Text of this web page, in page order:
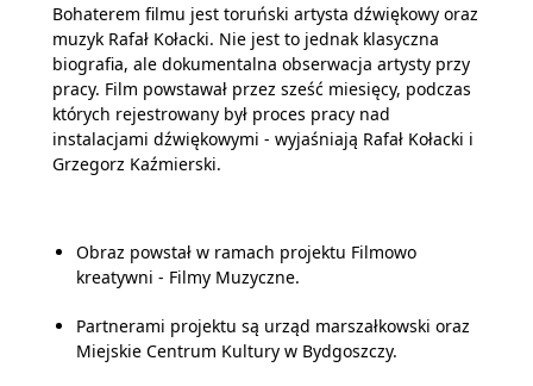
Bohaterem filmu jest toruński artysta dźwiękowy oraz
muzyk Rafał Kołacki. Nie jest to jednak klasyczna
biografia, ale dokumentalna obserwacja artysty przy
pracy. Film powstawał przez sześć miesięcy, podczas
których rejestrowany był proces pracy nad
instalacjami dźwiękowymi - wyjaśniają Rafał Kołacki i
Grzegorz Kaźmierski.
Obraz powstał w ramach projektu Filmowo
kreatywni - Filmy Muzyczne.
Partnerami projektu są urząd marszałkowski oraz
Miejskie Centrum Kultury w Bydgoszczy.